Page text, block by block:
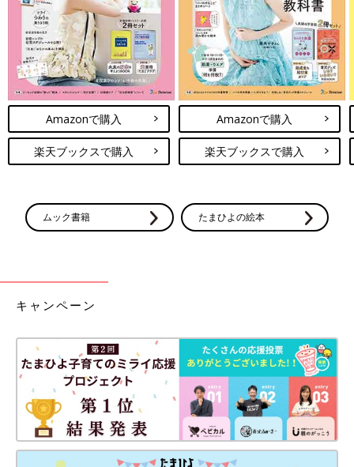
Amazonで購入
楽天ブックスで購入
Amazonで購入
楽天ブックスで購入
ムック書籍 たまひよの絵本
キャンペーン